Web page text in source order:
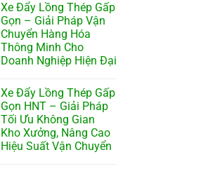
Xe Đẩy Lồng Thép Gấp
Gọn – Giải Pháp Vận
Chuyển Hàng Hóa
Thông Minh Cho
Doanh Nghiệp Hiện Đại
Xe Đẩy Lồng Thép Gấp
Gọn HNT – Giải Pháp
Tối Ưu Không Gian
Kho Xưởng, Nâng Cao
Hiệu Suất Vận Chuyển